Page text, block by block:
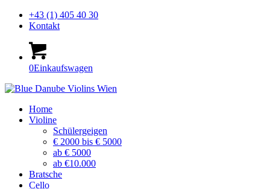
+43 (1) 405 40 30
Kontakt
0Einkaufswagen
Home
Violine
Schülergeigen
€ 2000 bis € 5000
ab € 5000
ab €10.000
Bratsche
Cello